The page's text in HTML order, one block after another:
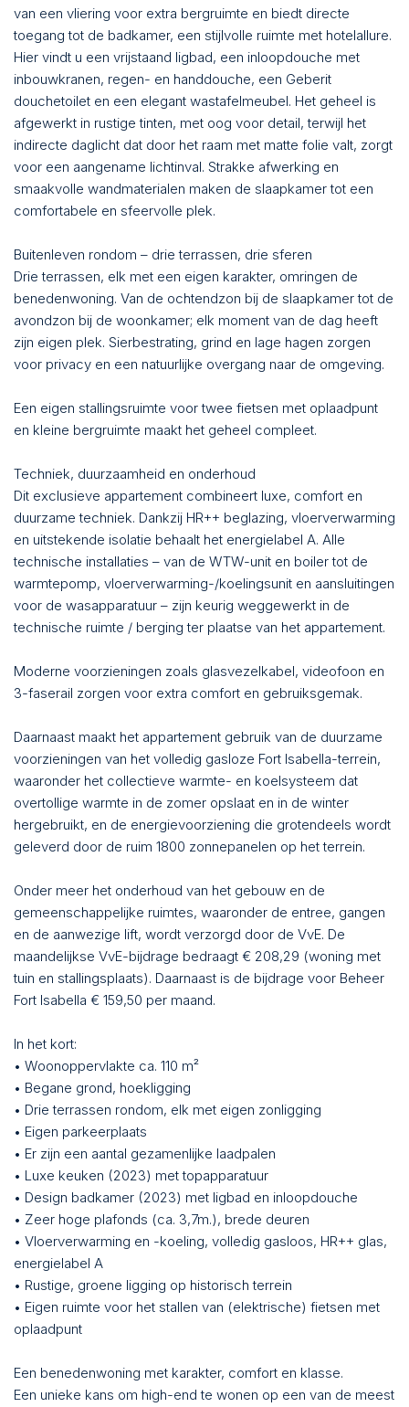
van een vliering voor extra bergruimte en biedt directe
toegang tot de badkamer, een stijlvolle ruimte met hotelallure.
Hier vindt u een vrijstaand ligbad, een inloopdouche met
inbouwkranen, regen- en handdouche, een Geberit
douchetoilet en een elegant wastafelmeubel. Het geheel is
afgewerkt in rustige tinten, met oog voor detail, terwijl het
indirecte daglicht dat door het raam met matte folie valt, zorgt
voor een aangename lichtinval. Strakke afwerking en
smaakvolle wandmaterialen maken de slaapkamer tot een
comfortabele en sfeervolle plek.
Buitenleven rondom – drie terrassen, drie sferen
Drie terrassen, elk met een eigen karakter, omringen de
benedenwoning. Van de ochtendzon bij de slaapkamer tot de
avondzon bij de woonkamer; elk moment van de dag heeft
zijn eigen plek. Sierbestrating, grind en lage hagen zorgen
voor privacy en een natuurlijke overgang naar de omgeving.
Een eigen stallingsruimte voor twee fietsen met oplaadpunt
en kleine bergruimte maakt het geheel compleet.
Techniek, duurzaamheid en onderhoud
Dit exclusieve appartement combineert luxe, comfort en
duurzame techniek. Dankzij HR++ beglazing, vloerverwarming
en uitstekende isolatie behaalt het energielabel A. Alle
technische installaties – van de WTW-unit en boiler tot de
warmtepomp, vloerverwarming-/koelingsunit en aansluitingen
voor de wasapparatuur – zijn keurig weggewerkt in de
technische ruimte / berging ter plaatse van het appartement.
Moderne voorzieningen zoals glasvezelkabel, videofoon en
3-faserail zorgen voor extra comfort en gebruiksgemak.
Daarnaast maakt het appartement gebruik van de duurzame
voorzieningen van het volledig gasloze Fort Isabella-terrein,
waaronder het collectieve warmte- en koelsysteem dat
overtollige warmte in de zomer opslaat en in de winter
hergebruikt, en de energievoorziening die grotendeels wordt
geleverd door de ruim 1800 zonnepanelen op het terrein.
Onder meer het onderhoud van het gebouw en de
gemeenschappelijke ruimtes, waaronder de entree, gangen
en de aanwezige lift, wordt verzorgd door de VvE. De
maandelijkse VvE-bijdrage bedraagt € 208,29 (woning met
tuin en stallingsplaats). Daarnaast is de bijdrage voor Beheer
Fort Isabella € 159,50 per maand.
In het kort:
• Woonoppervlakte ca. 110 m²
• Begane grond, hoekligging
• Drie terrassen rondom, elk met eigen zonligging
• Eigen parkeerplaats
• Er zijn een aantal gezamenlijke laadpalen
• Luxe keuken (2023) met topapparatuur
• Design badkamer (2023) met ligbad en inloopdouche
• Zeer hoge plafonds (ca. 3,7m.), brede deuren
• Vloerverwarming en -koeling, volledig gasloos, HR++ glas,
energielabel A
• Rustige, groene ligging op historisch terrein
• Eigen ruimte voor het stallen van (elektrische) fietsen met
oplaadpunt
Een benedenwoning met karakter, comfort en klasse.
Een unieke kans om high-end te wonen op een van de meest